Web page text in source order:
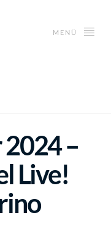
MENÜ
–
Live!